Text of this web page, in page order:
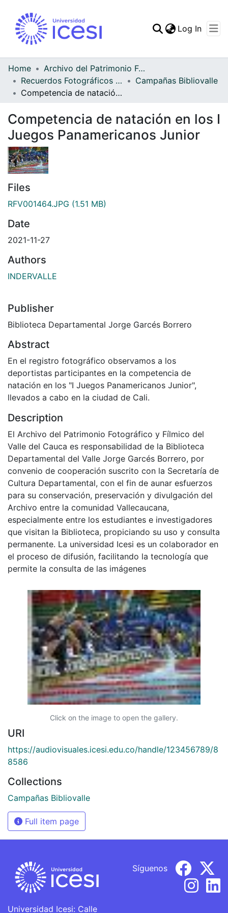
Statistics
Log In
Home
Archivo del Patrimonio Fotográfico y Fílmico del Valle del Cauca
Recuerdos Fotográficos Vallecaucanos
Campañas Bibliovalle
Competencia de natación en los I Juegos Panamericanos Junior
Competencia de natación en los I
Juegos Panamericanos Junior
Files
RFV001464.JPG (1.51 MB)
Date
2021-11-27
Authors
INDERVALLE
Publisher
Biblioteca Departamental Jorge Garcés Borrero
Abstract
En el registro fotográfico observamos a los
deportistas participantes en la competencia de
natación en los "I Juegos Panamericanos Junior",
llevados a cabo en la ciudad de Cali.
Description
El Archivo del Patrimonio Fotográfico y Fílmico del
Valle del Cauca es responsabilidad de la Biblioteca
Departamental del Valle Jorge Garcés Borrero, por
convenio de cooperación suscrito con la Secretaría de
Cultura Departamental, con el fin de aunar esfuerzos
para su conservación, preservación y divulgación del
Archivo entre la comunidad Vallecaucana,
especialmente entre los estudiantes e investigadores
que visitan la Biblioteca, propiciando su uso y consulta
permanente. La universidad Icesi es un colaborador en
el proceso de difusión, facilitando la tecnología que
permite la consulta de las imágenes
Click on the image to open the gallery.
URI
https://audiovisuales.icesi.edu.co/handle/123456789/8
8586
Collections
Campañas Bibliovalle
Full item page
Universidad Icesi: Calle
Síguenos